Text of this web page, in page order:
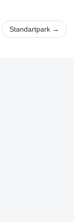
Standartpark →